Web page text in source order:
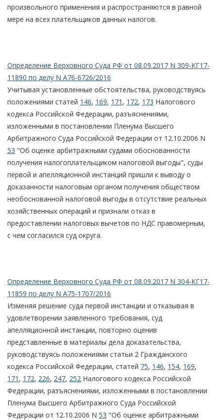
произвольного применения и распространяются в равной
мере на всех плательщиков данных налогов.
Определение Верховного Суда РФ от 08.09.2017 N 309-КГ17-
11890 по делу N А76-6726/2016
Учитывая установленные обстоятельства, руководствуясь
положениями статей 146, 169, 171 , 172, 173 Налогового
кодекса Российской Федерации, разъяснениями,
изложенными в постановлении Пленума Высшего
Арбитражного Суда Российской Федерации от 12.10.2006 N
53 "Об оценке арбитражными судами обоснованности
получения налогоплательщиком налоговой выгоды", суды
первой и апелляционной инстанций пришли к выводу о
доказанности налоговым органом получения обществом
необоснованной налоговой выгоды в отсутствие реальных
хозяйственных операций и признали отказ в
предоставлении налоговых вычетов по НДС правомерным,
с чем согласился суд округа.
Определение Верховного Суда РФ от 08.09.2017 N 304-КГ17-
11859 по делу N А75-1707/2016
Изменяя решение суда первой инстанции и отказывая в
удовлетворении заявленного требования, суд
апелляционной инстанции, повторно оценив
представленные в материалы дела доказательства,
руководствуясь положениями статьи 2 Гражданского
кодекса Российской Федерации, статей 75, 146, 154, 169,
171 , 172, 226, 247, 252 Налогового кодекса Российской
Федерации, разъяснениями, изложенными в постановлении
Пленума Высшего Арбитражного Суда Российской
Федерации от 12.10.2006 N 53 "Об оценке арбитражными